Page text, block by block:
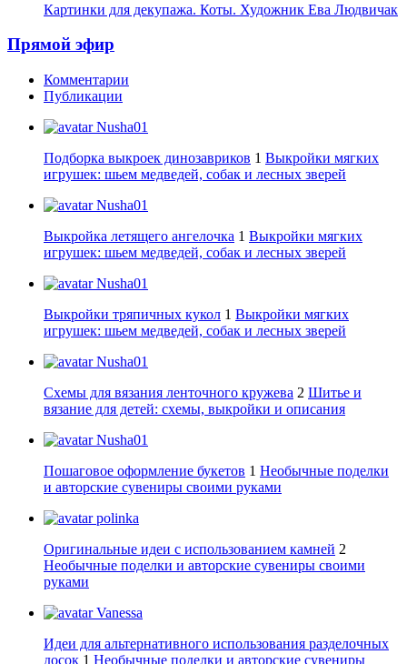
Картинки для декупажа. Коты. Художник Ева Людвичак
Прямой эфир
Комментарии
Публикации
Nusha01
Подборка выкроек динозавриков 1 Выкройки мягких
игрушек: шьем медведей, собак и лесных зверей
Nusha01
Выкройка летящего ангелочка 1 Выкройки мягких
игрушек: шьем медведей, собак и лесных зверей
Nusha01
Выкройки тряпичных кукол 1 Выкройки мягких
игрушек: шьем медведей, собак и лесных зверей
Nusha01
Схемы для вязания ленточного кружева 2 Шитье и
вязание для детей: схемы, выкройки и описания
Nusha01
Пошаговое оформление букетов 1 Необычные поделки
и авторские сувениры своими руками
polinka
Оригинальные идеи с использованием камней 2
Необычные поделки и авторские сувениры своими
руками
Vanessa
Идеи для альтернативного использования разделочных
досок 1 Необычные поделки и авторские сувениры